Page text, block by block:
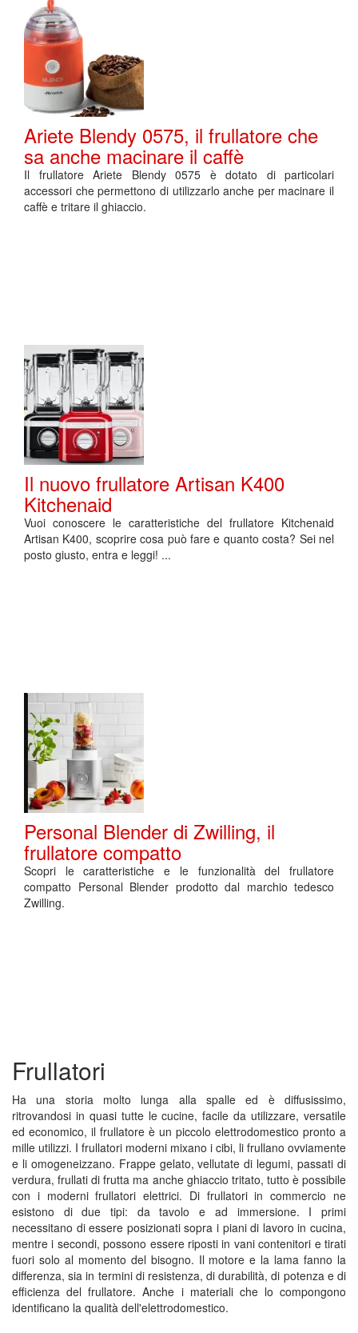
Ariete Blendy 0575, il frullatore che
sa anche macinare il caffè
Il frullatore Ariete Blendy 0575 è dotato di particolari
accessori che permettono di utilizzarlo anche per macinare il
caffè e tritare il ghiaccio.
Il nuovo frullatore Artisan K400
Kitchenaid
Vuoi conoscere le caratteristiche del frullatore Kitchenaid
Artisan K400, scoprire cosa può fare e quanto costa? Sei nel
posto giusto, entra e leggi! ...
Personal Blender di Zwilling, il
frullatore compatto
Scopri le caratteristiche e le funzionalità del frullatore
compatto Personal Blender prodotto dal marchio tedesco
Zwilling.
Frullatori
Ha una storia molto lunga alla spalle ed è diffusissimo,
ritrovandosi in quasi tutte le cucine, facile da utilizzare, versatile
ed economico, il frullatore è un piccolo elettrodomestico pronto a
mille utilizzi. I frullatori moderni mixano i cibi, li frullano ovviamente
e li omogeneizzano. Frappe gelato, vellutate di legumi, passati di
verdura, frullati di frutta ma anche ghiaccio tritato, tutto è possibile
con i moderni frullatori elettrici. Di frullatori in commercio ne
esistono di due tipi: da tavolo e ad immersione. I primi
necessitano di essere posizionati sopra i piani di lavoro in cucina,
mentre i secondi, possono essere riposti in vani contenitori e tirati
fuori solo al momento del bisogno. Il motore e la lama fanno la
differenza, sia in termini di resistenza, di durabilità, di potenza e di
efficienza del frullatore. Anche i materiali che lo compongono
identificano la qualità dell'elettrodomestico.